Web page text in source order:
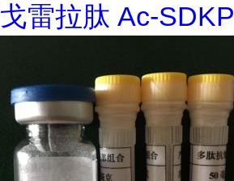
戈雷拉肽 Ac-SDKP